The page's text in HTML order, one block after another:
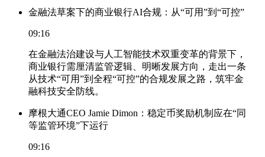
金融法草案下的商业银行AI合规：从“可用”到“可控”
09:16
在金融法治建设与人工智能技术双重变革的背景下，
商业银行需厘清监管逻辑、明晰发展方向，走出一条
从技术“可用”到全程“可控”的合规发展之路，筑牢金
融科技安全防线。
摩根大通CEO Jamie Dimon：稳定币奖励机制应在“同
等监管环境”下运行
09:16